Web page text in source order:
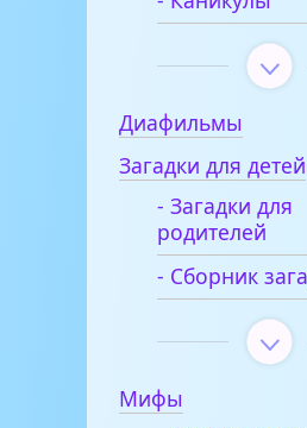
Диафильмы
Загадки для детей
- Загадки для
родителей
- Сборник
Мифы